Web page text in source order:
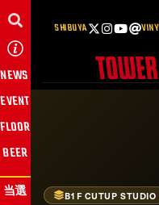
SHIBUYA
NEWS
EVENT
当選
FLOOR
BEER
B1F CUTUP STUDIO